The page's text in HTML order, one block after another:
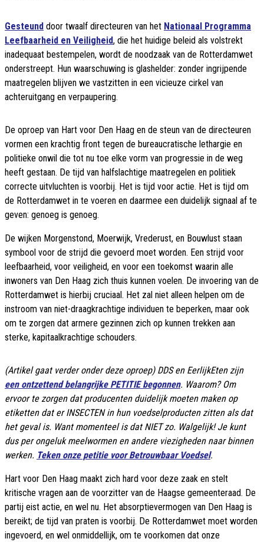
Gesteund door twaalf directeuren van het Nationaal Programma
Leefbaarheid en Veiligheid, die het huidige beleid als volstrekt
inadequaat bestempelen, wordt de noodzaak van de Rotterdamwet
onderstreept. Hun waarschuwing is glashelder: zonder ingrijpende
maatregelen blijven we vastzitten in een vicieuze cirkel van
achteruitgang en verpaupering.
De oproep van Hart voor Den Haag en de steun van de directeuren
vormen een krachtig front tegen de bureaucratische lethargie en
politieke onwil die tot nu toe elke vorm van progressie in de weg
heeft gestaan. De tijd van halfslachtige maatregelen en politiek
correcte uitvluchten is voorbij. Het is tijd voor actie. Het is tijd om
de Rotterdamwet in te voeren en daarmee een duidelijk signaal af te
geven: genoeg is genoeg.
De wijken Morgenstond, Moerwijk, Vrederust, en Bouwlust staan
symbool voor de strijd die gevoerd moet worden. Een strijd voor
leefbaarheid, voor veiligheid, en voor een toekomst waarin alle
inwoners van Den Haag zich thuis kunnen voelen. De invoering van de
Rotterdamwet is hierbij cruciaal. Het zal niet alleen helpen om de
instroom van niet-draagkrachtige individuen te beperken, maar ook
om te zorgen dat armere gezinnen zich op kunnen trekken aan
sterke, kapitaalkrachtige schouders.
(Artikel gaat verder onder deze oproep) DDS en EerlijkEten zijn
een ontzettend belangrijke PETITIE begonnen. Waarom? Om
ervoor te zorgen dat producenten duidelijk moeten maken op
etiketten dat er INSECTEN in hun voedselproducten zitten als dat
het geval is. Want momenteel is dat NIET zo. Walgelijk! Je kunt
dus per ongeluk meelwormen en andere viezigheden naar binnen
werken. Teken onze petitie voor Betrouwbaar Voedsel.
Hart voor Den Haag maakt zich hard voor deze zaak en stelt
kritische vragen aan de voorzitter van de Haagse gemeenteraad. De
partij eist actie, en wel nu. Het absorptievermogen van Den Haag is
bereikt; de tijd van praten is voorbij. De Rotterdamwet moet worden
ingevoerd, en wel onmiddellijk, om te voorkomen dat onze